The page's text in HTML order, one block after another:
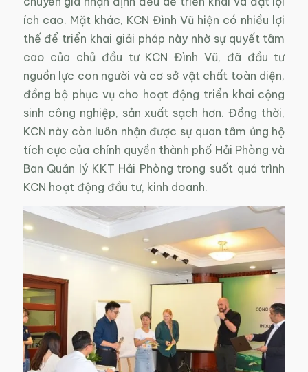
ích cao. Mặt khác, KCN Đình Vũ hiện có nhiều lợi
thế để triển khai giải pháp này nhờ sự quyết tâm
cao của chủ đầu tư KCN Đình Vũ, đã đầu tư
nguồn lực con người và cơ sở vật chất toàn diện,
đồng bộ phục vụ cho hoạt động triển khai cộng
sinh công nghiệp, sản xuất sạch hơn. Đồng thời,
KCN này còn luôn nhận được sự quan tâm ủng hộ
tích cực của chính quyền thành phố Hải Phòng và
Ban Quản lý KKT Hải Phòng trong suốt quá trình
KCN hoạt động đầu tư, kinh doanh.